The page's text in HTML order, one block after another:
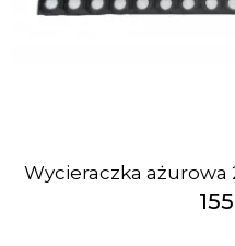
Wycieraczka ażurowa